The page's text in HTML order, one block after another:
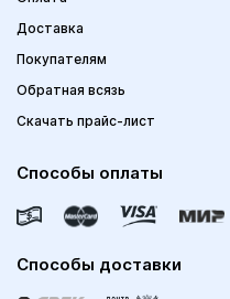
Доставка
Покупателям
Обратная всязь
Скачать прайс-лист
Способы оплаты
Способы доставки